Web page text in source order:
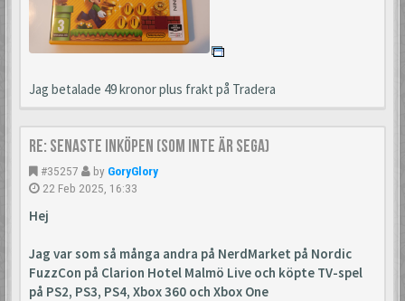
Jag betalade 49 kronor plus frakt på Tradera
Re: Senaste inköpen (som inte är Sega)
#35257 by GoryGlory
22 Feb 2025, 16:33
Hej
Jag var som så många andra på NerdMarket på Nordic
FuzzCon på Clarion Hotel Malmö Live och köpte TV-spel
på PS2, PS3, PS4, Xbox 360 och Xbox One